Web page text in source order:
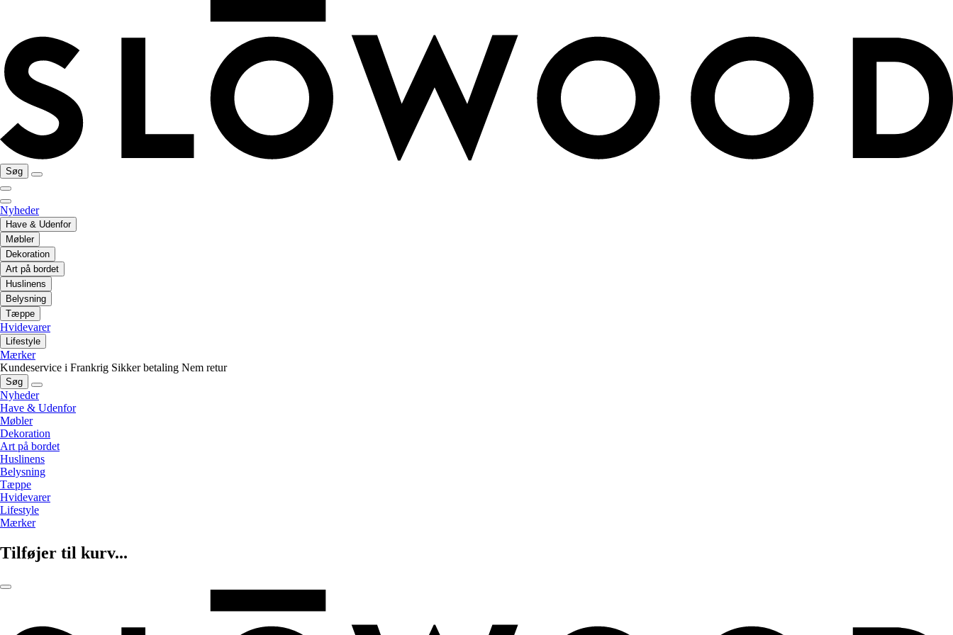
Søg
Nyheder
Have & Udenfor
Møbler
Dekoration
Art på bordet
Huslinens
Belysning
Tæppe
Hvidevarer
Lifestyle
Mærker
Kundeservice i Frankrig Sikker betaling Nem retur
Søg
Nyheder
Have & Udenfor
Møbler
Dekoration
Art på bordet
Huslinens
Belysning
Tæppe
Hvidevarer
Lifestyle
Mærker
Tilføjer til kurv...